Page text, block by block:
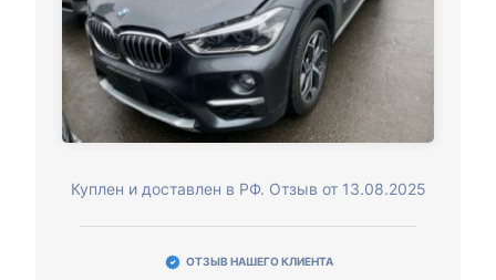
Куплен и доставлен в РФ. Отзыв от 13.08.2025
ОТЗЫВ НАШЕГО КЛИЕНТА